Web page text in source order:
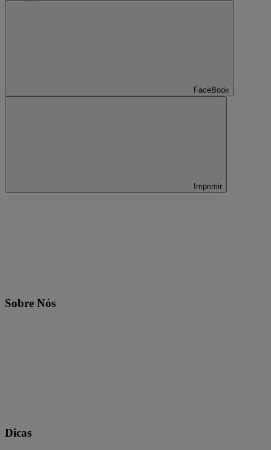
FaceBook
Imprimir
Sobre Nós
Dicas